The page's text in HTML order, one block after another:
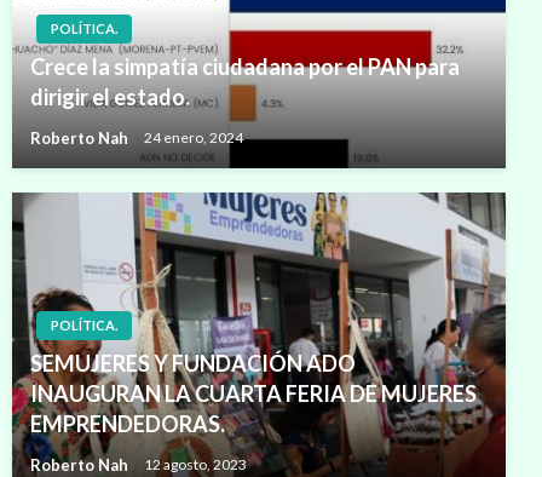
POLÍTICA.
Crece la simpatía ciudadana por el PAN para
dirigir el estado.
Roberto Nah 24 enero, 2024
POLÍTICA.
SEMUJERES Y FUNDACIÓN ADO
INAUGURAN LA CUARTA FERIA DE MUJERES
EMPRENDEDORAS.
Roberto Nah 12 agosto, 2023